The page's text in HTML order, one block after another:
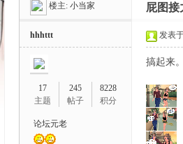
楼主: 小当家 屁图接
hhhttt
17
主题
245
帖子
8228
积分
论坛元老
发表
搞起来